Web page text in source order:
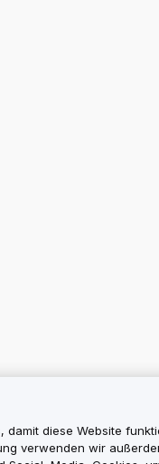
diese Website
verwenden wir